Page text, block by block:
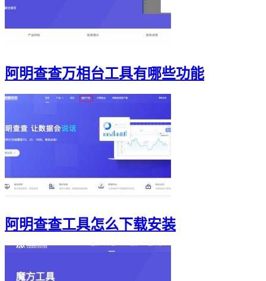
阿明查查万相台工具有哪些功能
阿明查查工具怎么下载安装